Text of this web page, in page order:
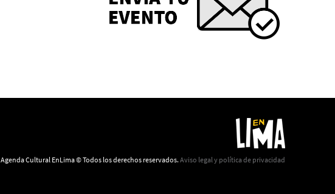
Agenda Cultural EnLima © Todos los derechos reservados. Aviso legal y política de privacidad